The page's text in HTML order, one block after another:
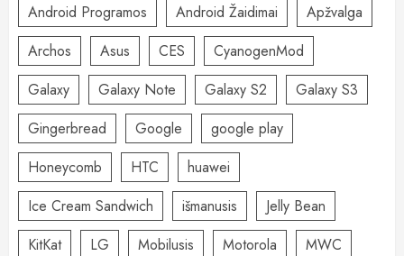
Android Programos
Android Žaidimai
Apžvalga
Archos
Asus CES
CyanogenMod
Galaxy
Galaxy Note Galaxy S2
Galaxy S3
Gingerbread
Google
google play
Honeycomb
HTC
huawei
Ice Cream Sandwich
išmanusis
Jelly Bean
KitKat
LG Mobilusis Motorola
MWC